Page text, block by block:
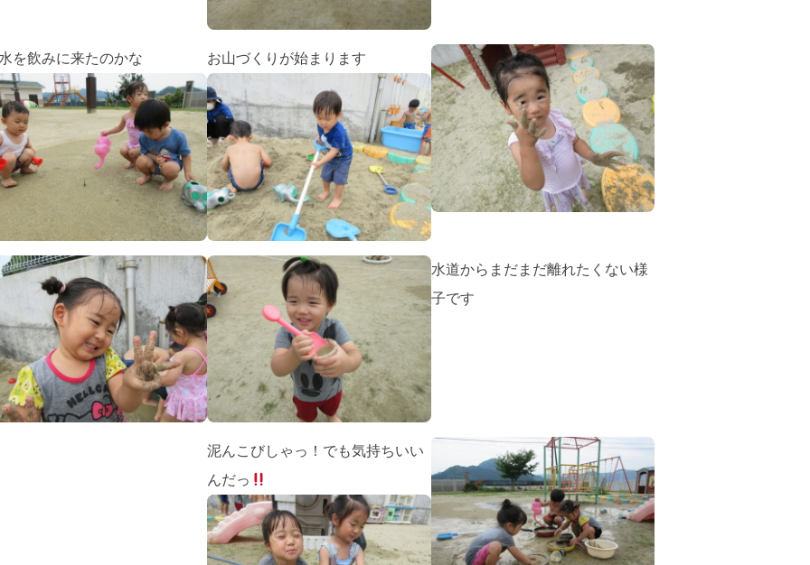
を飲みに来たのかな お山づくりが始まります
水道からまだまだ離れたくない様
子です
泥んこびしゃっ！でも気持ちいい
んだっ